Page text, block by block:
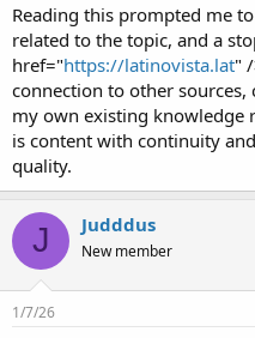
Reading this prompted me
related to the topic, and a
href="https://latinovista.lat"
connection to other
my own existing knowledge
is content with continuity
quality.
J Judddus
New member
1/7/26